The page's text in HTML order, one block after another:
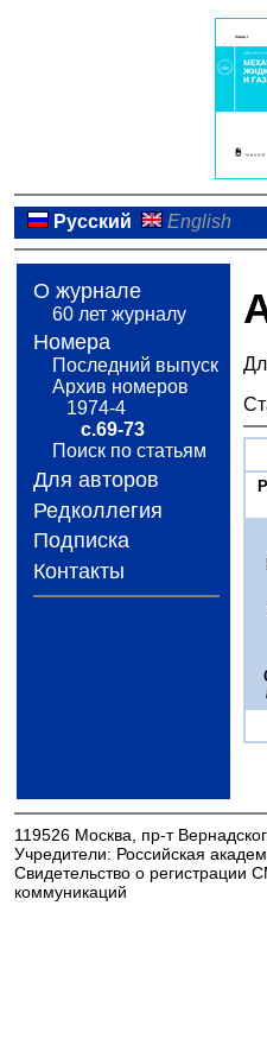
Русский English
О журнале
60 лет журналу
Номера
Последний выпуск
Архив номеров
1974-4
с.69-73
Поиск по статьям
Для авторов
Редколлегия
Подписка
Контакты
119526 Москва, пр-т
Учредители: Российская
Свидетельство о регистрации
коммуникаций